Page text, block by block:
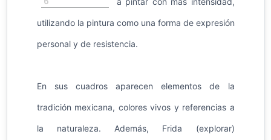
utilizando la pintura como una forma de expresión
personal y de resistencia.
En sus cuadros aparecen elementos de la
tradición mexicana, colores vivos y referencias a
la naturaleza. Además, Frida (explorar)